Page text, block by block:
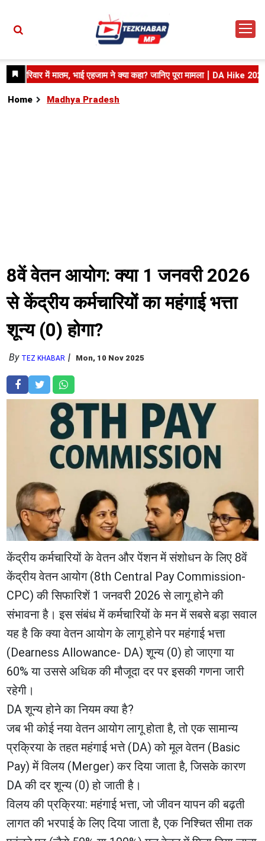
Home Madhya Pradesh
8वें वेतन आयोग: क्या 1 जनवरी 2026
से केंद्रीय कर्मचारियों का महंगाई भत्ता
शून्य (0) होगा?
By TEZ KHABAR Mon, 10 Nov 2025
केंद्रीय कर्मचारियों के वेतन और पेंशन में संशोधन के लिए 8वें
केंद्रीय वेतन आयोग (8th Central Pay Commission-
CPC) की सिफारिशें 1 जनवरी 2026 से लागू होने की
संभावना है। इस संबंध में कर्मचारियों के मन में सबसे बड़ा सवाल
यह है कि क्या वेतन आयोग के लागू होने पर महंगाई भत्ता
(Dearness Allowance- DA) शून्य (0) हो जाएगा या
60% या उससे अधिक की मौजूदा दर पर इसकी गणना जारी
रहेगी।
​DA शून्य होने का नियम क्या है?
​जब भी कोई नया वेतन आयोग लागू होता है, तो एक सामान्य
प्रक्रिया के तहत महंगाई भत्ते (DA) को मूल वेतन (Basic
Pay) में विलय (Merger) कर दिया जाता है, जिसके कारण
DA की दर शून्य (0) हो जाती है।
​विलय की प्रक्रिया: महंगाई भत्ता, जो जीवन यापन की बढ़ती
लागत की भरपाई के लिए दिया जाता है, एक निश्चित सीमा तक